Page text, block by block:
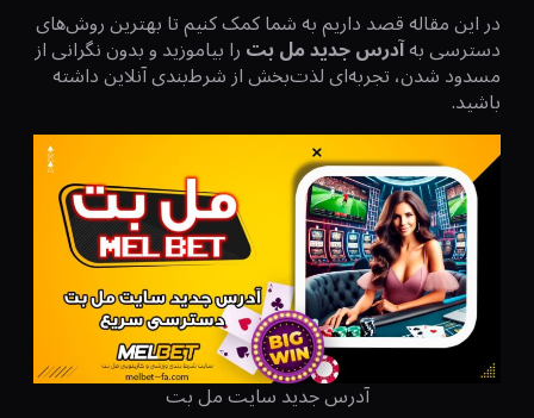
در این مقاله قصد داریم به شما کمک کنیم تا بهترین روش‌های
دسترسی بهآدرس جدید مل بترا بیاموزید و بدون نگرانی از
مسدود شدن، تجربه‌ای لذت‌بخش از شرط‌بندی آنلاین داشته
باشید.
آدرس جدید سایت مل بت